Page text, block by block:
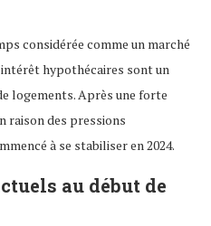
considérée comme un marché
hypothécaires sont un
logements. Après une forte
raison des pressions
à se stabiliser en 2024.
au début de